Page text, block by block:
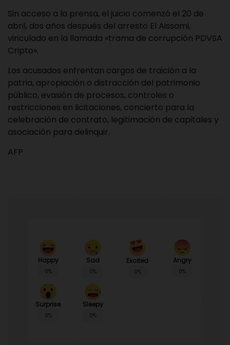
Sin acceso a la prensa, el juicio comenzó el 20 de
abril, dos años después del arresto El Aissami,
vinculado en la llamada «trama de corrupción PDVSA
Cripto».
Los acusados enfrentan cargos de traición a la
patria, apropiación o distracción del patrimonio
público, evasión de procesos, controles o
restricciones en licitaciones, concierto para la
celebración de contrato, legitimación de capitales y
asociación para delinquir.
AFP
Happy
0%
Sad
0%
Excited
0%
Angry
0%
Surprise
0%
Sleepy
0%